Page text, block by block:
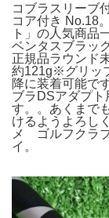
コブラスリーブ
コア付き No.18
ト」の人気商品
ベンタスブラッ
正規品ラウンド
約121g※グリッ
降に装着可能で
ブラDSアダプ
す。。あくまで
けるようよろし
メ ゴルフクラ
イ。